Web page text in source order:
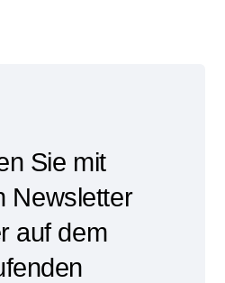
Sie mit
Newsletter
auf dem